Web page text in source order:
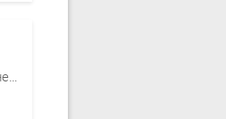
Вайнер Аркадий Александрович, Вайнер Георгий Александрович